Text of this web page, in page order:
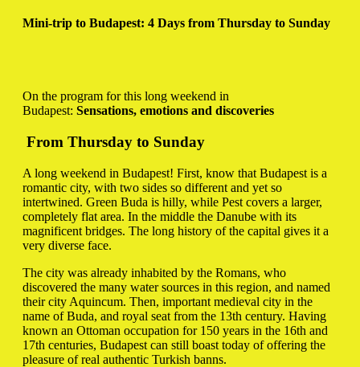
Mini-trip to Budapest: 4 Days from Thursday to Sunday
On the program for this long weekend in
Budapest: Sensations, emotions and discoveries
From Thursday to Sunday
A long weekend in Budapest! First, know that Budapest is a
romantic city, with two sides so different and yet so
intertwined. Green Buda is hilly, while Pest covers a larger,
completely flat area. In the middle the Danube with its
magnificent bridges. The long history of the capital gives it a
very diverse face.
The city was already inhabited by the Romans, who
discovered the many water sources in this region, and named
their city Aquincum. Then, important medieval city in the
name of Buda, and royal seat from the 13th century. Having
known an Ottoman occupation for 150 years in the 16th and
17th centuries, Budapest can still boast today of offering the
pleasure of real authentic Turkish banns.